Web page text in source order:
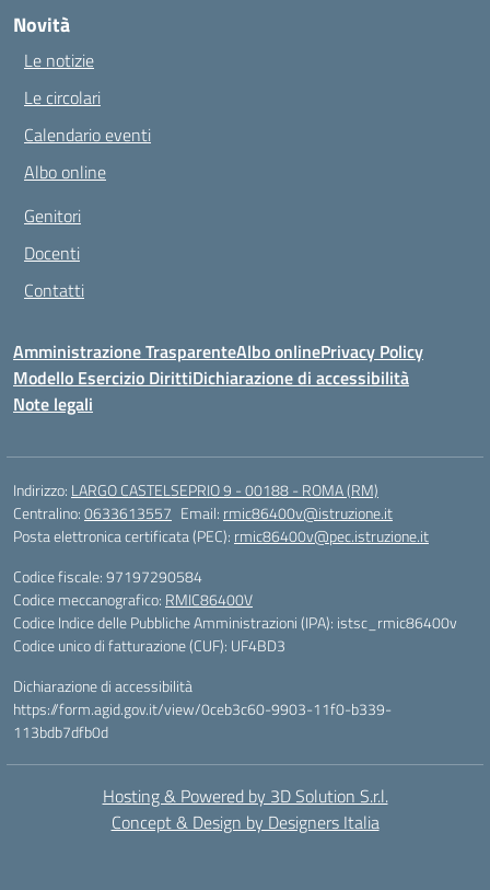
Novità
Le notizie
Le circolari
Calendario eventi
Albo online
Genitori
Docenti
Contatti
Amministrazione TrasparenteAlbo onlinePrivacy Policy
Modello Esercizio DirittiDichiarazione di accessibilità
Note legali
Indirizzo: LARGO CASTELSEPRIO 9 - 00188 - ROMA (RM)
Centralino:0633613557 Email: rmic86400v@istruzione.it
Posta elettronica certificata (PEC): rmic86400v@pec.istruzione.it
Codice fiscale: 97197290584
Codice meccanografico: RMIC86400V
Codice Indice delle Pubbliche Amministrazioni (IPA): istsc_rmic86400v
Codice unico di fatturazione (CUF): UF4BD3
Dichiarazione di accessibilità
https://form.agid.gov.it/view/0ceb3c60-9903-11f0-b339-
113bdb7dfb0d
Hosting & Powered by 3D Solution S.r.l.
Concept & Design by Designers Italia